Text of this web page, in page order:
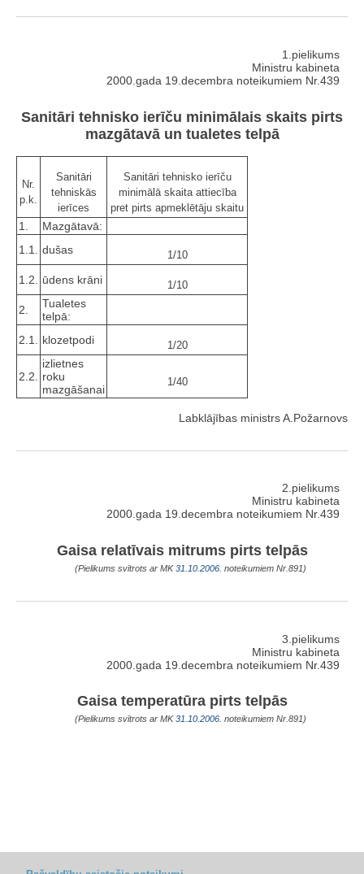
1.pielikums
Ministru kabineta
2000.gada 19.decembra noteikumiem Nr.439
Sanitāri tehnisko ierīču minimālais skaits pirts
mazgātavā un tualetes telpā
Nr.
p.k.
Sanitāri
tehniskās
ierīces
Sanitāri tehnisko ierīču
minimālā skaita attiecība
pret pirts apmeklētāju skaitu
1.
Mazgātavā:
1.1.
dušas 1/10
1.2. ūdens krāni 1/10
2.
Tualetes
telpā:
2.1.
klozetpodi 1/20
2.2.
izlietnes
roku
mazgāšanai
1/40
Labklājības ministrs A.Požarnovs
2.pielikums
Ministru kabineta
2000.gada 19.decembra noteikumiem Nr.439
Gaisa relatīvais mitrums pirts telpās
(Pielikums svītrots ar MK31.10.2006. noteikumiem Nr.891)
3.pielikums
Ministru kabineta
2000.gada 19.decembra noteikumiem Nr.439
Gaisa temperatūra pirts telpās
(Pielikums svītrots ar MK31.10.2006. noteikumiem Nr.891)